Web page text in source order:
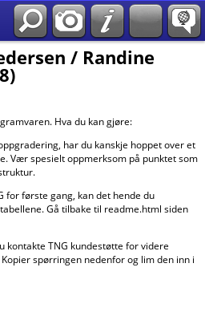
/ Randine
Hva du kan gjøre:
har du kanskje hoppet over et
Vær spesielt oppmerksom på punktet som
for første gang, kan det hende du
Gå tilbake til readme.html siden
kontakte TNG kundestøtte for videre
spørringen nedenfor og lim den inn i